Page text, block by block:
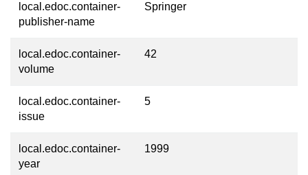
local.edoc.container-
publisher-name
Springer
local.edoc.container-
volume
42
local.edoc.container-
issue
5
local.edoc.container-
year
1999